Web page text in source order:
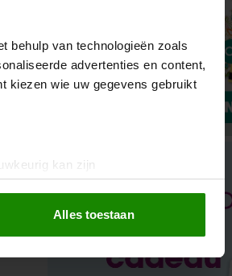
behulp van technologieën zoals
advertenties en content,
kiezen wie uw gegevens gebruikt
kan zijn
(fingerprinting)
media te bieden en om ons
Alles toestaan